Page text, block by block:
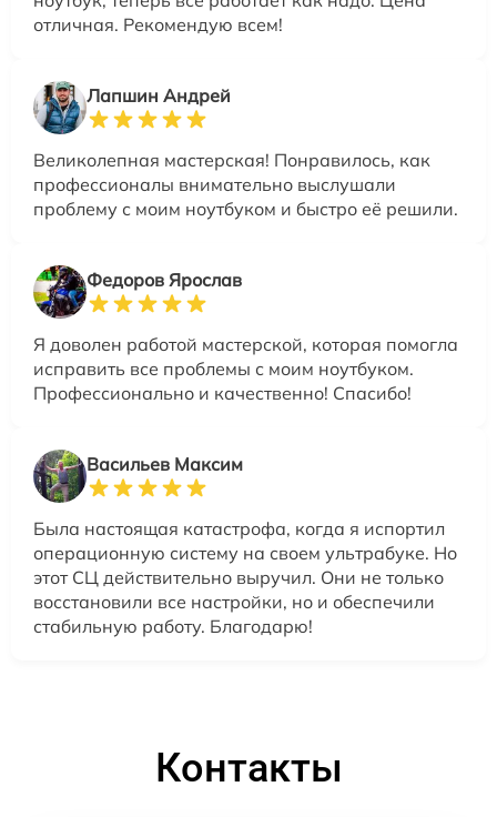
отличная. Рекомендую всем!
Лапшин Андрей
Великолепная мастерская! Понравилось, как
профессионалы внимательно выслушали
проблему с моим ноутбуком и быстро её решили.
Федоров Ярослав
Я доволен работой мастерской, которая помогла
исправить все проблемы с моим ноутбуком.
Профессионально и качественно! Спасибо!
Васильев Максим
Была настоящая катастрофа, когда я испортил
операционную систему на своем ультрабуке. Но
этот СЦ действительно выручил. Они не только
восстановили все настройки, но и обеспечили
стабильную работу. Благодарю!
Контакты